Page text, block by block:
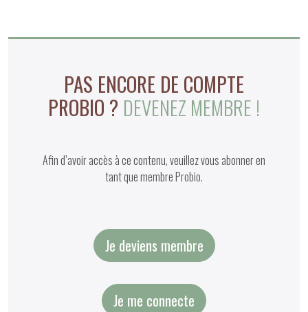
PAS ENCORE DE COMPTE
PROBIO ? DEVENEZ MEMBRE !
Afin d’avoir accès à ce contenu, veuillez vous abonner en
tant que membre Probio.
Je deviens membre
Je me connecte